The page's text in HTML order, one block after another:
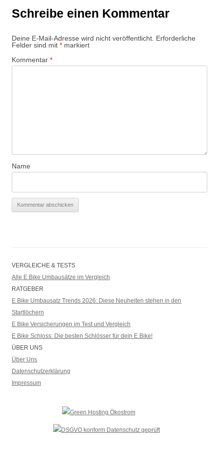
Schreibe einen Kommentar
Deine E-Mail-Adresse wird nicht veröffentlicht. Erforderliche
Felder sind mit * markiert
Kommentar *
Name
VERGLEICHE & TESTS
Alle E Bike Umbausätze im Vergleich
RATGEBER
E Bike Umbausatz Trends 2026: Diese Neuheiten stehen in den
Startlöchern
E Bike Versicherungen im Test und Vergleich
E Bike Schloss: Die besten Schlösser für dein E Bike!
ÜBER UNS
Über Uns
Datenschutzerklärung
Impressum